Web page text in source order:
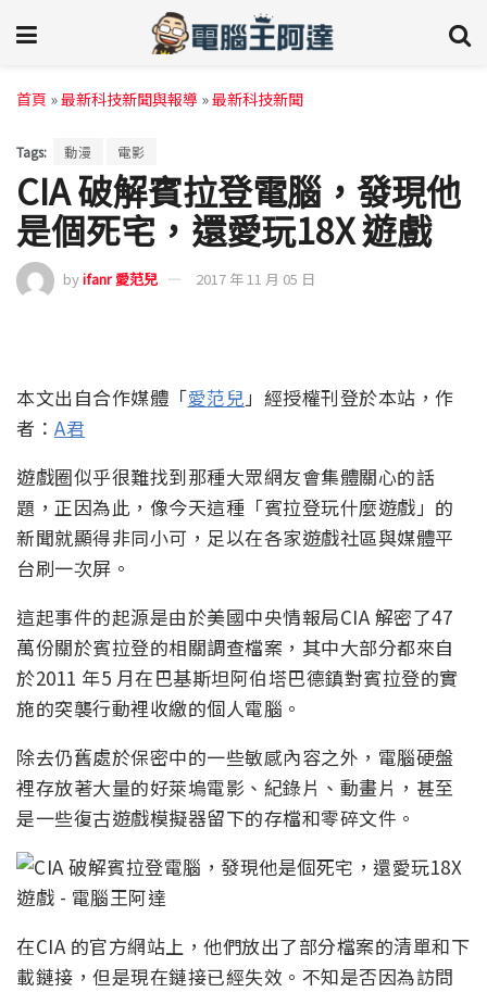
首頁 »最新科技新聞與報導 »最新科技新聞
Tags: 動漫 電影
CIA 破解賓拉登電腦，發現他
是個死宅，還愛玩18X 遊戲
byifanr 愛范兒 2017 年 11 月 05 日
本文出自合作媒體「愛范兒」經授權刊登於本站，作
者： A君
遊戲圈似乎很難找到那種大眾網友會集體關心的話
題，正因為此，像今天這種「賓拉登玩什麼遊戲」的
新聞就顯得非同小可，足以在各家遊戲社區與媒體平
台刷一次屏。
這起事件的起源是由於美國中央情報局CIA 解密了47
萬份關於賓拉登的相關調查檔案，其中大部分都來自
於2011 年5 月在巴基斯坦阿伯塔巴德鎮對賓拉登的實
施的突襲行動裡收繳的個人電腦。
除去仍舊處於保密中的一些敏感內容之外，電腦硬盤
裡存放著大量的好萊塢電影、紀錄片、動畫片，甚至
是一些復古遊戲模擬器留下的存檔和零碎文件。
在CIA 的官方網站上，他們放出了部分檔案的清單和下
載鏈接，但是現在鏈接已經失效。不知是否因為訪問